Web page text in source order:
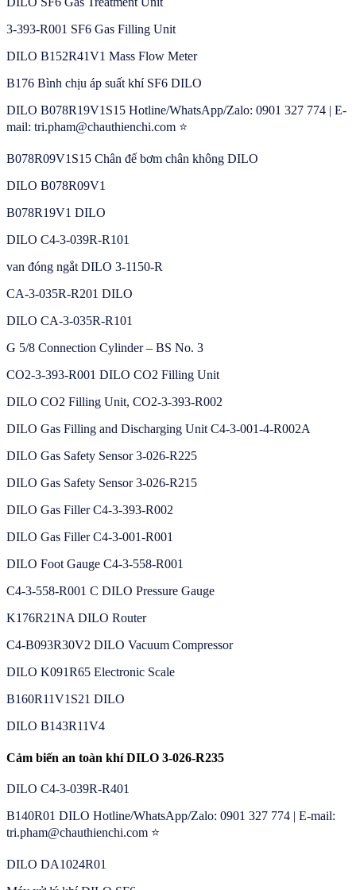
3-393-R001 SF6 Gas Filling Unit
DILO B152R41V1 Mass Flow Meter
B176 Bình chịu áp suất khí SF6 DILO
DILO B078R19V1S15 Hotline/WhatsApp/Zalo: 0901 327 774 | E-
mail: tri.pham@chauthienchi.com ⭐
B078R09V1S15 Chân đế bơm chân không DILO
DILO B078R09V1
B078R19V1 DILO
DILO C4-3-039R-R101
van đóng ngắt DILO 3-1150-R
CA-3-035R-R201 DILO
DILO CA-3-035R-R101
G 5/8 Connection Cylinder – BS No. 3
CO2-3-393-R001 DILO CO2 Filling Unit
DILO CO2 Filling Unit, CO2-3-393-R002
DILO Gas Filling and Discharging Unit C4-3-001-4-R002A
DILO Gas Safety Sensor 3-026-R225
DILO Gas Safety Sensor 3-026-R215
DILO Gas Filler C4-3-393-R002
DILO Gas Filler C4-3-001-R001
DILO Foot Gauge C4-3-558-R001
C4-3-558-R001 C DILO Pressure Gauge
K176R21NA DILO Router
C4-B093R30V2 DILO Vacuum Compressor
DILO K091R65 Electronic Scale
B160R11V1S21 DILO
DILO B143R11V4
Cảm biến an toàn khí DILO 3-026-R235
DILO C4-3-039R-R401
B140R01 DILO Hotline/WhatsApp/Zalo: 0901 327 774 | E-mail:
tri.pham@chauthienchi.com ⭐
DILO DA1024R01